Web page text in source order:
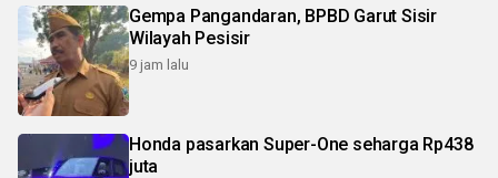
Gempa Pangandaran, BPBD Garut Sisir
Wilayah Pesisir
9 jam lalu
Honda pasarkan Super-One seharga Rp438
juta